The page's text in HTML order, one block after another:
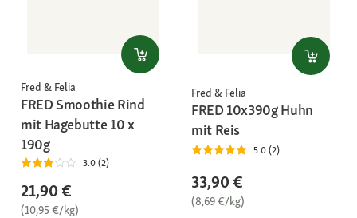
Fred & Felia
FRED Smoothie Rind
mit Hagebutte 10 x
190g
3.0 (2)
21,90 €
(10,95 €/kg)
Fred & Felia
FRED 10x390g Huhn
mit Reis
5.0 (2)
33,90 €
(8,69 €/kg)